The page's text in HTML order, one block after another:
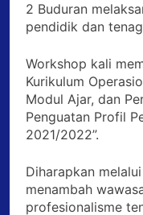
2 Buduran
pendidik dan
Workshop kali
Kurikulum
Modul Ajar, dan
Penguatan Profil
2021/2022”.
Diharapkan
menambah
profesionalisme